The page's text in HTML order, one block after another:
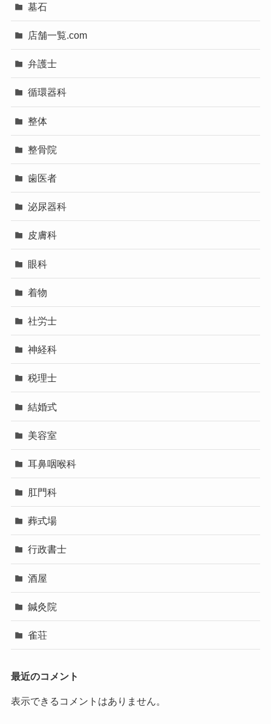
墓石
店舗一覧.com
弁護士
循環器科
整体
整骨院
歯医者
泌尿器科
皮膚科
眼科
着物
社労士
神経科
税理士
結婚式
美容室
耳鼻咽喉科
肛門科
葬式場
行政書士
酒屋
鍼灸院
雀荘
最近のコメント
表示できるコメントはありません。